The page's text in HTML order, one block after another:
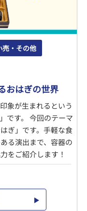
売・その他
おはぎの世界
象が生まれるという
です。 今回のテーマ
ぎ」です。手軽な食
る演出まで、容器の
をご紹介します！